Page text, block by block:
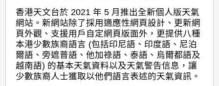
香港天文台於 2021 年 5 月推出全新個人版天氣
網站。新網站除了採用適應性網頁設計、更新網
頁外觀、支援用戶自定網頁版面外，更提供八種
本港少數族裔語言 (包括印尼語、印度語、尼泊
爾語、旁遮普語、他加祿語、泰語、烏爾都語及
越南語) 的基本天氣資料以及天氣警告信息，讓
少數族裔人士獲取以他們語言表述的天氣資訊。